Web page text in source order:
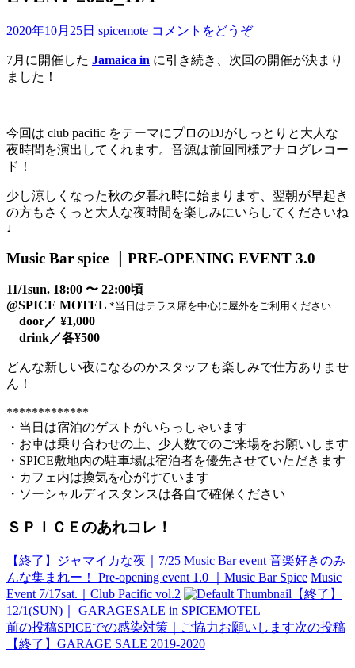
2020年10月25日 spicemote コメントをどうぞ
7月に開催した Jamaica in に引き続き、次回の開催が決まり
ました！
今回は club pacific をテーマにプロのDJがしっとりと大人な
夜時間を演出してくれます。音源は前回同様アナログレコー
ド！
少し涼しくなった秋の夕暮れ時に始まります、翌朝が早起き
の方もさくっと大人な夜時間を楽しみにいらしてくださいね
♩
Music Bar spice ｜PRE-OPENING EVENT 3.0
11/1sun. 18:00 〜 22:00頃
@SPICE MOTEL *当日はテラス席を中心に屋外をご利用ください
door／ ¥1,000
drink／各¥500
どんな新しい夜になるのかスタッフも楽しみで仕方ありませ
ん！
*************
・当日は宿泊のゲストがいらっしゃいます
・お車は乗り合わせの上、少人数でのご来場をお願いします
・SPICE敷地内の駐車場は宿泊者を優先させていただきます
・カフェ内は換気を心がけています
・ソーシャルディスタンスは各自で確保ください
ＳＰＩＣＥのあれコレ！
【終了】ジャマイカな夜｜7/25 Music Bar event 音楽好きのみ
んな集まれー！ Pre-opening event 1.0 ｜Music Bar Spice Music
Event 7/17sat.｜Club Pacific vol.2
【終了】
12/1(SUN)｜ GARAGESALE in SPICEMOTEL
投
前の投稿SPICEでの感染対策｜ご協力お願いします次の投稿
【終了】GARAGE SALE 2019-2020